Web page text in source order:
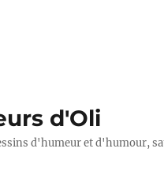
d'Oli
d'humeur et d'humour,